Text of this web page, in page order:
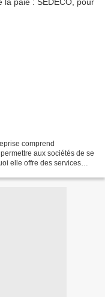
comprend
aux sociétés de se
elle offre des services